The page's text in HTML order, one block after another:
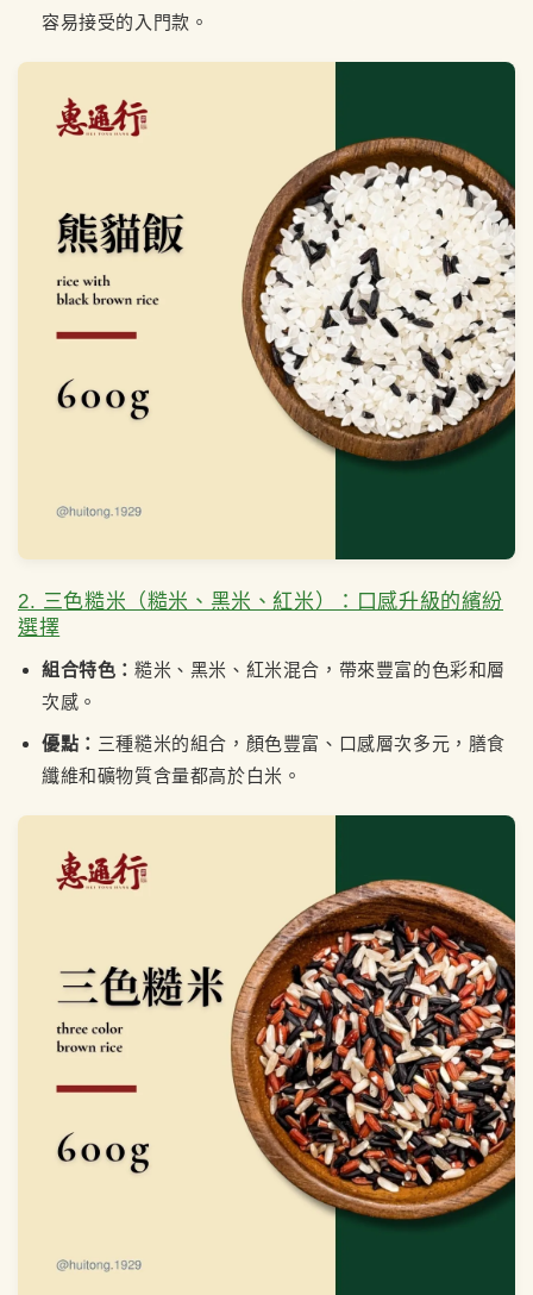
容易接受的入門款。
2. 三色糙米（糙米、黑米、紅米）：口感升級的繽紛
選擇
組合特色： 糙米、黑米、紅米混合，帶來豐富的色彩和層
次感。
優點： 三種糙米的組合，顏色豐富、口感層次多元，膳食
纖維和礦物質含量都高於白米。